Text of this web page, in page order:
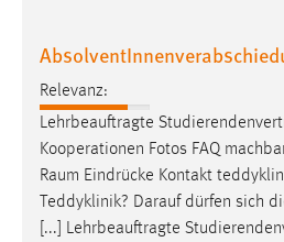
Relevanz:
Lehrbeauftragte
Kooperationen Fotos FAQ
Raum Eindrücke Kontakt
Teddyklinik? Darauf dürfen sich
[...] Lehrbeauftragte